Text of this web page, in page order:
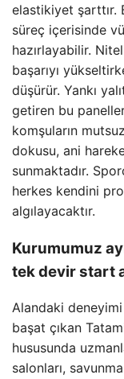
elastikiyet şarttır.
süreç içerisinde
hazırlayabilir.
başarıyı
düşürür. Yankı
getiren bu
komşuların
dokusu, ani
sunmaktadır.
herkes kendini
algılayacaktır.
Kurumumuz
tek devir start
Alandaki
başat çıkan
hususunda
salonları,